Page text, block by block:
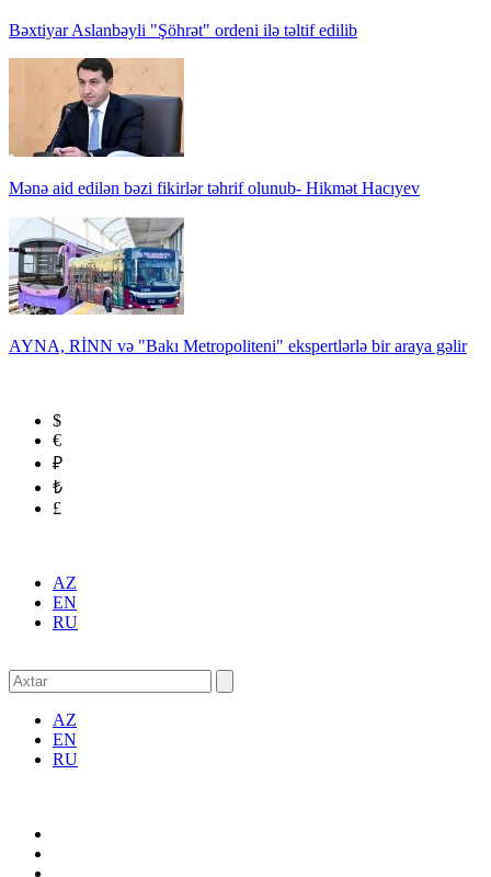
Bəxtiyar Aslanbəyli "Şöhrət" ordeni ilə təltif edilib
Mənə aid edilən bəzi fikirlər təhrif olunub- Hikmət Hacıyev
AYNA, RİNN və "Bakı Metropoliteni" ekspertlərlə bir araya gəlir
$
€
₽
₺
£
AZ
EN
RU
AZ
EN
RU